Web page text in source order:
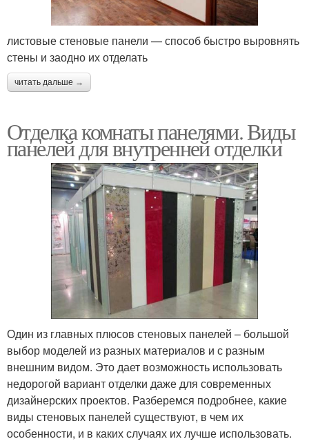
листовые стеновые панели — способ быстро выровнять
стены и заодно их отделать
читать дальше →
Отделка комнаты панелями. Виды
панелей для внутренней отделки
Один из главных плюсов стеновых панелей – большой
выбор моделей из разных материалов и с разным
внешним видом. Это дает возможность использовать
недорогой вариант отделки даже для современных
дизайнерских проектов. Разберемся подробнее, какие
виды стеновых панелей существуют, в чем их
особенности, и в каких случаях их лучше использовать.